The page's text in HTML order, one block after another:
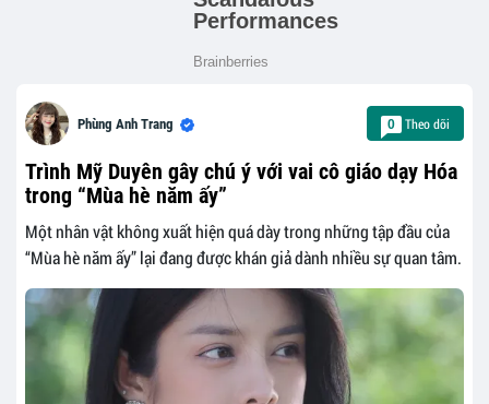
Phùng Anh Trang 0 Theo dõi
Trình Mỹ Duyên gây chú ý với vai cô giáo dạy Hóa
trong “Mùa hè năm ấy”
Một nhân vật không xuất hiện quá dày trong những tập đầu của
“Mùa hè năm ấy” lại đang được khán giả dành nhiều sự quan tâm.